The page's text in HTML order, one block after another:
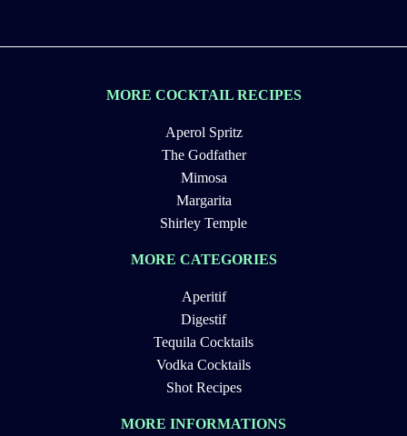
MORE COCKTAIL RECIPES
Aperol Spritz
The Godfather
Mimosa
Margarita
Shirley Temple
MORE CATEGORIES
Aperitif
Digestif
Tequila Cocktails
Vodka Cocktails
Shot Recipes
MORE INFORMATIONS